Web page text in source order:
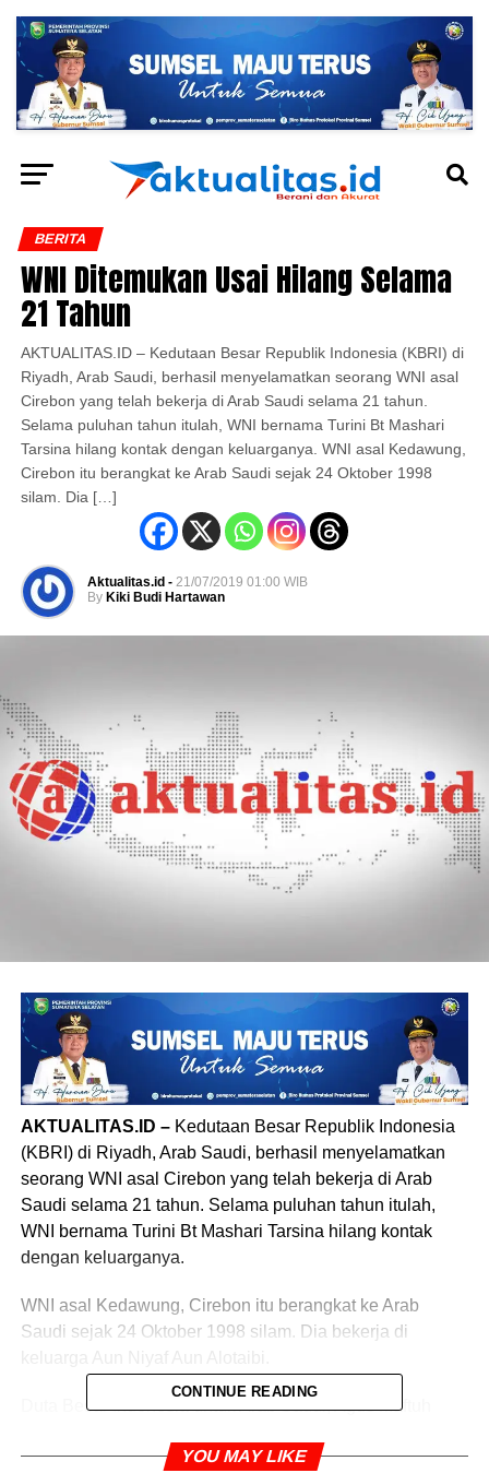
BERITA
WNI Ditemukan Usai Hilang Selama
21 Tahun
AKTUALITAS.ID – Kedutaan Besar Republik Indonesia (KBRI) di
Riyadh, Arab Saudi, berhasil menyelamatkan seorang WNI asal
Cirebon yang telah bekerja di Arab Saudi selama 21 tahun.
Selama puluhan tahun itulah, WNI bernama Turini Bt Mashari
Tarsina hilang kontak dengan keluarganya. WNI asal Kedawung,
Cirebon itu berangkat ke Arab Saudi sejak 24 Oktober 1998
silam. Dia […]
Aktualitas.id - 21/07/2019 01:00 WIB
By Kiki Budi Hartawan
AKTUALITAS.ID –Kedutaan Besar Republik Indonesia
(KBRI) di Riyadh, Arab Saudi, berhasil menyelamatkan
seorang WNI asal Cirebon yang telah bekerja di Arab
Saudi selama 21 tahun. Selama puluhan tahun itulah,
WNI bernama Turini Bt Mashari Tarsina hilang kontak
dengan keluarganya.
WNI asal Kedawung, Cirebon itu berangkat ke Arab
Saudi sejak 24 Oktober 1998 silam. Dia bekerja di
Duta Besar Indonesia untuk Arab Saudi, Agus Maftuh
muncul sejak pertengahan 2013. Namun, karena data-
CONTINUE READING
YOU MAY LIKE